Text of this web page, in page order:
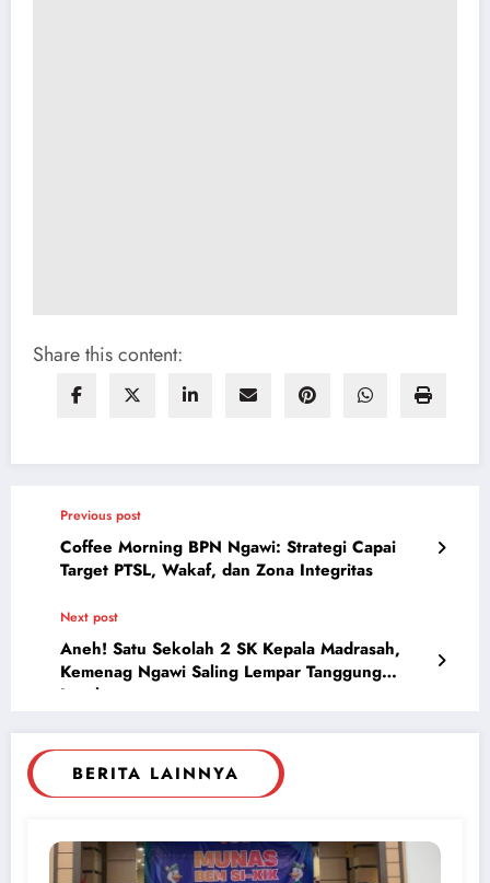
Share this content:
Previous post
Coffee Morning BPN Ngawi: Strategi Capai
Target PTSL, Wakaf, dan Zona Integritas
Next post
Aneh! Satu Sekolah 2 SK Kepala Madrasah,
Kemenag Ngawi Saling Lempar Tanggung
Jawab
BERITA LAINNYA